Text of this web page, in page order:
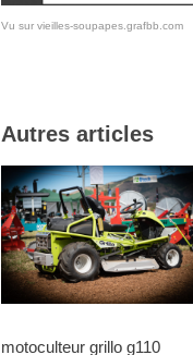
Vu sur vieilles-soupapes.grafbb.com
Autres articles
motoculteur grillo g110